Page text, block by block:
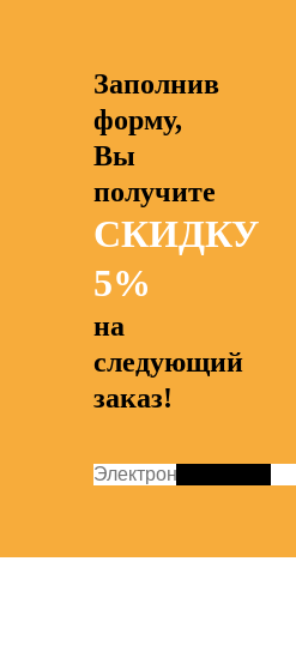
Заполнив
форму,
Вы
получите
СКИДКУ
5%
на
следующий
заказ!